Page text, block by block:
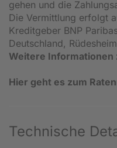
gehen und die
Die Vermittlung erfolgt
Kreditgeber BNP
Deutschland,
Weitere Informationen
Hier geht es zum
Technische